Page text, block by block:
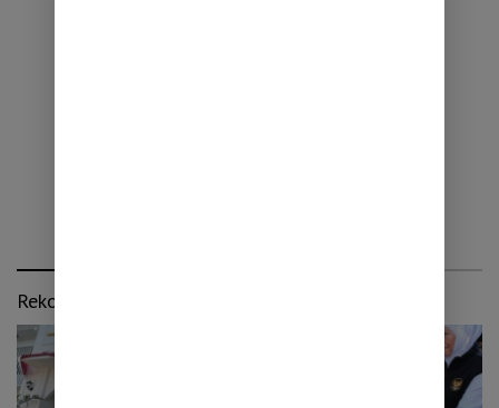
Rekomendasi untuk kamu